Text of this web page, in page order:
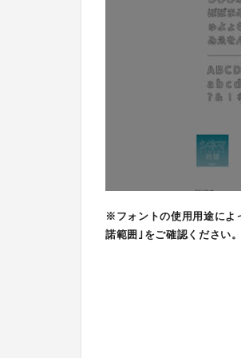
※フォントの使用用途によ
諾範囲｣をご確認ください。